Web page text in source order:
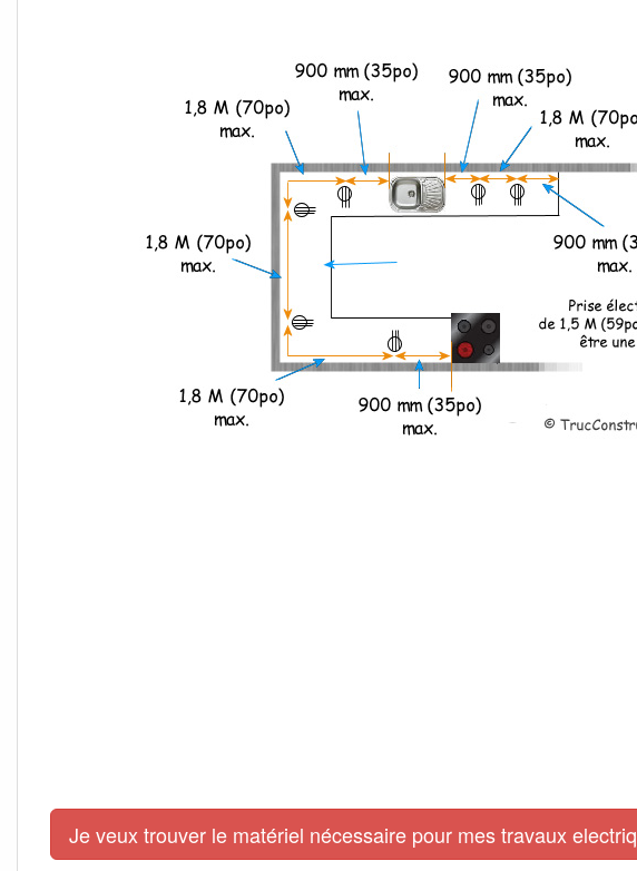
Je veux trouver le matériel nécessaire pour mes travaux